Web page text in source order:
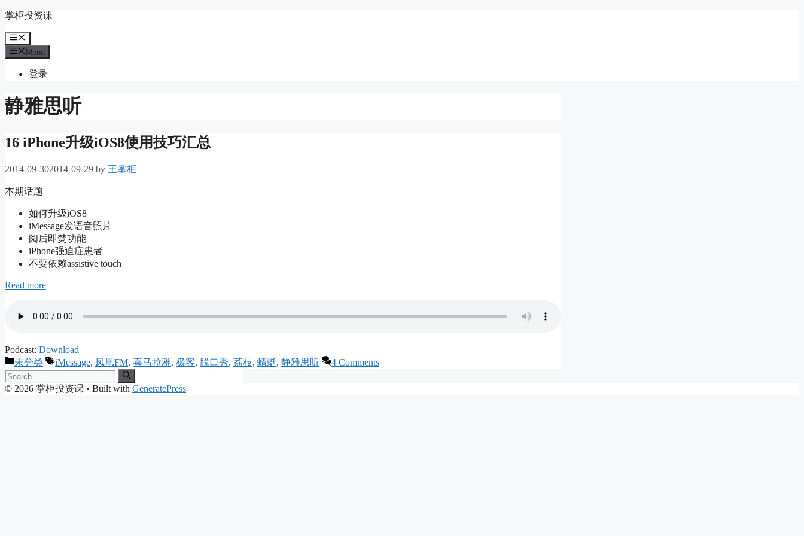
Skip
content
掌柜投资课
Menu
Menu
登录
静雅思听
16 iPhone升级iOS8使用技巧汇总
2014-09-302014-09-29 by 王掌柜
本期话题
如何升级iOS8
iMessage发语音照片
阅后即焚功能
iPhone强迫症患者
不要依赖assistive touch
Read more
Podcast: Download
Categories
未分类 Tags
iMessage, 凤凰FM, 喜马拉雅, 极客, 脱口秀, 荔枝, 蜻蜓, 静雅思听
4 Comments
Search
for:
© 2026 掌柜投资课 • Built with GeneratePress